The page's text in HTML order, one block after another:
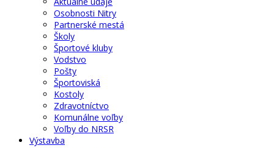
Osobnosti Nitry
Partnerské mestá
Školy
Športové kluby
Vodstvo
Pošty
Športoviská
Kostoly
Zdravotníctvo
Komunálne voľby
Voľby do NRSR
Výstavba